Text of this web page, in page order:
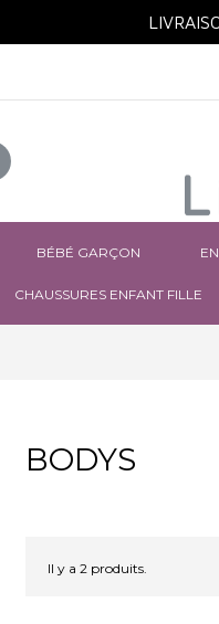
BÉBÉ GARÇON
CHAUSSURES ENFANT FILLE
BODYS
Il y a 2 produits.